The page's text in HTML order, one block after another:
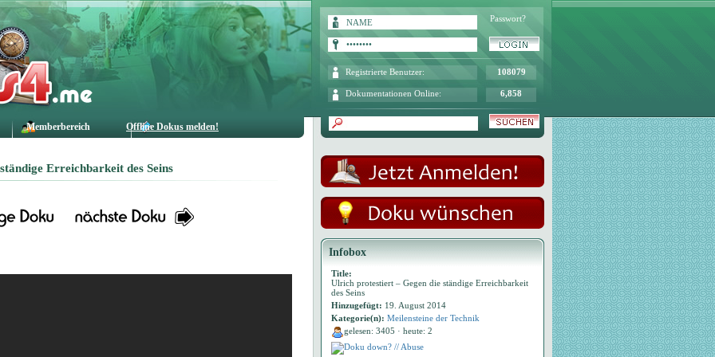
Memberbereich Offline Dokus melden!
Passwort?
Registrierte Benutzer: 108079
Dokumentationen Online: 6,858
Erreichbarkeit des Seins
Infobox
Title:
Ulrich protestiert – Gegen die ständige Erreichbarkeit
des Seins
Hinzugefügt: 19. August 2014
Kategorie(n): Meilensteine der Technik
gelesen: 3405 · heute: 2
Doku down? // Abuse